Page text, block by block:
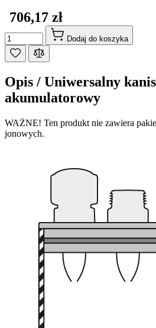
706,17 zł
Dodaj do koszyka
Opis / Uniwersalny
akumulatorowy
WAŻNE! Ten produkt nie zawiera
jonowych.